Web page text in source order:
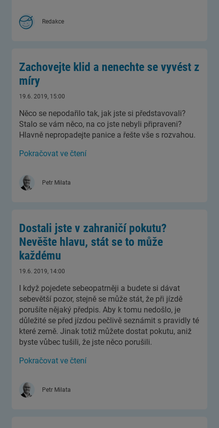
Redakce
Zachovejte klid a nenechte se vyvést z
míry
19.6. 2019, 15:00
Něco se nepodařilo tak, jak jste si představovali?
Stalo se vám něco, na co jste nebyli připraveni?
Hlavně nepropadejte panice a řešte vše s rozvahou.
Pokračovat ve čtení
Petr Milata
Dostali jste v zahraničí pokutu?
Nevěšte hlavu, stát se to může
každému
19.6. 2019, 14:00
I když pojedete sebeopatrněji a budete si dávat
sebevětší pozor, stejně se může stát, že při jízdě
porušíte nějaký předpis. Aby k tomu nedošlo, je
důležité se před jízdou pečlivě seznámit s pravidly té
které země. Jinak totiž můžete dostat pokutu, aniž
byste vůbec tušili, že jste něco porušili.
Pokračovat ve čtení
Petr Milata